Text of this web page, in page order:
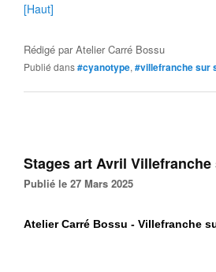
[Haut]
Rédigé parAtelier Carré Bossu
Publié dans#cyanotype, #villefranche sur
Stages art Avril Villefranche
Publié le 27 Mars 2025
Atelier Carré Bossu - Villefranche